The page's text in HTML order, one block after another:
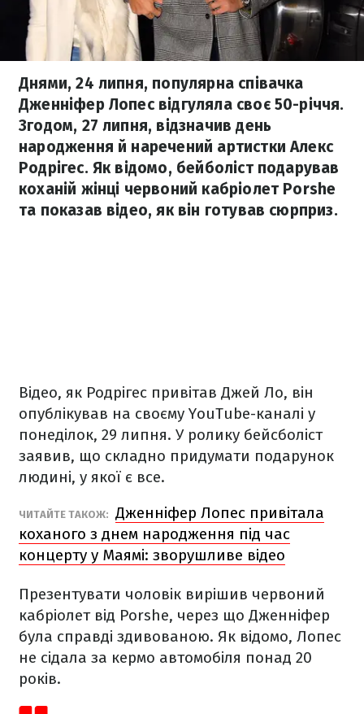
Днями, 24 липня, популярна співачка
Дженніфер Лопес відгуляла своє 50-річчя.
Згодом, 27 липня, відзначив день
народження й наречений артистки Алекс
Родрігес. Як відомо, бейболіст подарував
коханій жінці червоний кабріолет Porshe
та показав відео, як він готував сюрприз.
Відео, як Родрігес привітав Джей Ло, він
опублікував на своєму YouTube-каналі у
понеділок, 29 липня. У ролику бейсболіст
заявив, що складно придумати подарунок
людині, у якої є все.
ЧИТАЙТЕ ТАКОЖ: Дженніфер Лопес привітала
коханого з днем народження під час
концерту у Маямі: зворушливе відео
Презентувати чоловік вирішив червоний
кабріолет від Porshe, через що Дженніфер
була справді здивованою. Як відомо, Лопес
не сідала за кермо автомобіля понад 20
років.